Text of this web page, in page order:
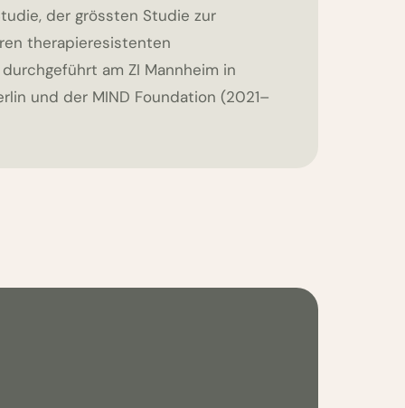
der grössten Studie zur
therapieresistenten
am ZI Mannheim in
und der MIND Foundation (2021–